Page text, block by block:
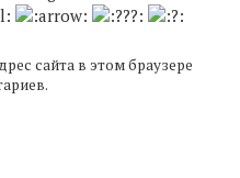
сайта в этом браузере